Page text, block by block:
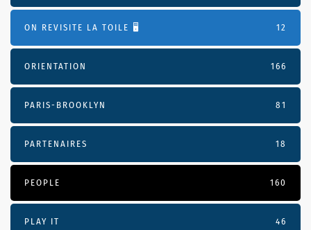
ON REVISITE LA TOILE 🖥️ 12
ORIENTATION 166
PARIS-BROOKLYN 81
PARTENAIRES 18
PEOPLE 160
PLAY IT 46